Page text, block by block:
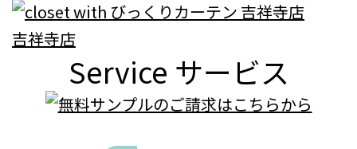
吉祥寺店
Service サービス